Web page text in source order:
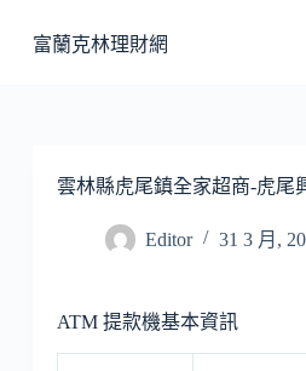
至
富蘭克林理財網
雲林縣虎尾鎮全家超商-虎尾
Editor 31 3 月,
ATM 提款機基本資訊